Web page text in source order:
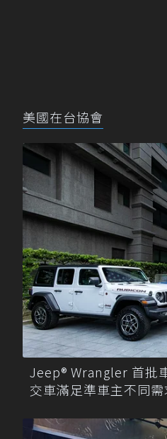
美國在台協會
Jeep® Wrangler 首批
交車滿足準車主不同需